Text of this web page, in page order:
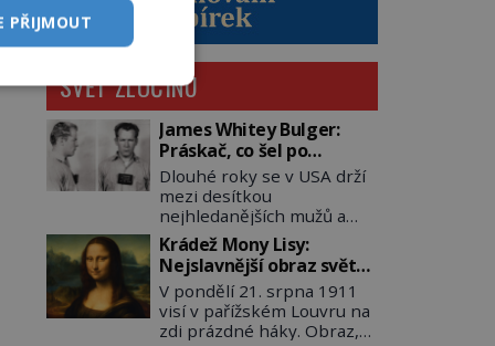
SVĚT ZLOČINU
James Whitey Bulger:
Práskač, co šel po
práskačích
Dlouhé roky se v USA drží
mezi desítkou
nejhledanějších mužů a
dopracuje to až na číslo
dvě – hned po Usámovi bin
Ládinovi (1957–2011). To je
James „Whitey“ Bulger
(1929–2018) viněný ze
spoluúčasti na 19
Krádež Mony Lisy:
Nejslavnější obraz světa
zůstane dva roky
nezvěstný
V pondělí 21. srpna 1911
visí v pařížském Louvru na
zdi prázdné háky. Obraz,
PŘIJMOUT